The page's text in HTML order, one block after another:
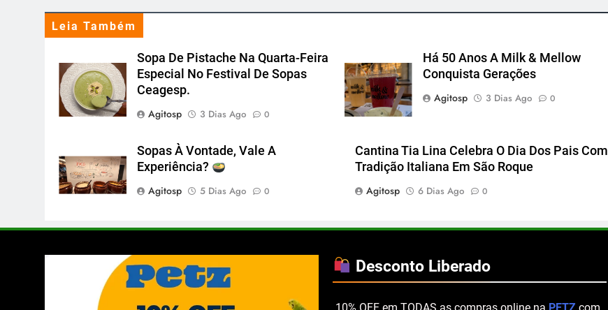
Leia Também
Sopa De Pistache Na Quarta-Feira
Especial No Festival De Sopas
Ceagesp.
Agitosp
3 Dias Ago 0
Há 50 Anos A Milk & Mellow
Conquista Gerações
Agitosp
3 Dias Ago 0
Sopas À Vontade, Vale A
Experiência?
Agitosp
5 Dias Ago 0
Cantina Tia Lina Celebra O Dia Dos Pais Com
Tradição Italiana Em São Roque
Agitosp
6 Dias Ago 0
Desconto Liberado